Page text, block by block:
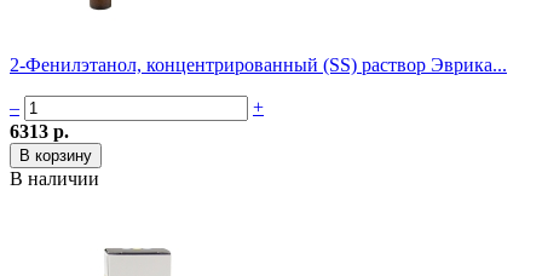
2-Фенилэтанол, концентрированный (SS) раствор Эврика...
–
+
6313 р.
В наличии